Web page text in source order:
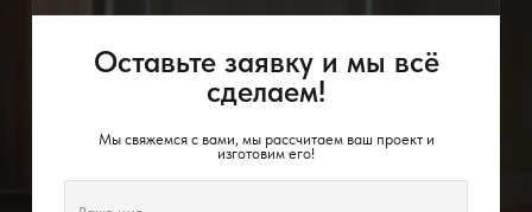
Оставьте заявку и мы всё
сделаем!
Мы свяжемся с вами, мы рассчитаем ваш проект и
изготовим его!